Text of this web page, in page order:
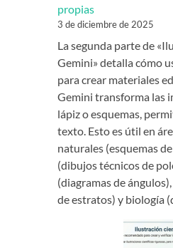
propias
3 de diciembre de 2025
La segunda parte de
Gemini» detalla cómo
para crear materiales
Gemini transforma las
lápiz o esquemas,
texto. Esto es útil en
naturales (esquemas
(dibujos técnicos de
(diagramas de
de estratos) y biología